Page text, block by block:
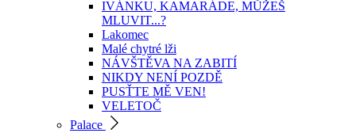
IVÁNKU, KAMARÁDE, MŮŽEŠ
MLUVIT...?
Lakomec
Malé chytré lži
NÁVŠTĚVA NA ZABITÍ
NIKDY NENÍ POZDĚ
PUSŤTE MĚ VEN!
VELETOČ
Palace